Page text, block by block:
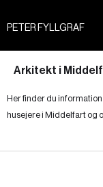
PETER FYLLGRAF
Arkitekt i
Her finder du
husejere i Middelfart og